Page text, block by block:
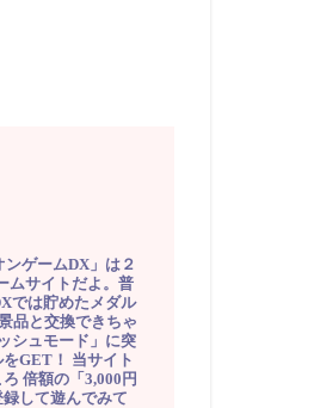
ゲームDX」は２
ムサイトだよ。普
では貯めたメダル
品と交換できちゃ
シュモード」に突
GET！ 当サイト
倍額の「3,000円
して遊んでみて